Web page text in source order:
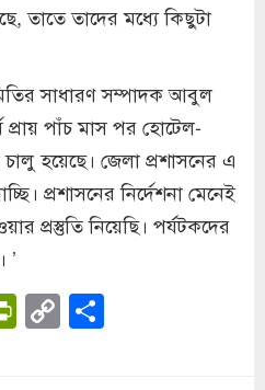
তাতে তাদের মধ্যে কিছুটা
সাধারণ সম্পাদক আবুল
প্রায় পাঁচ মাস পর হোটেল-
হয়েছে। জেলা প্রশাসনের এ
প্রশাসনের নির্দেশনা মেনেই
প্রস্তুতি নিয়েছি। পর্যটকদের
’
PrintFriendly
Copy
Link